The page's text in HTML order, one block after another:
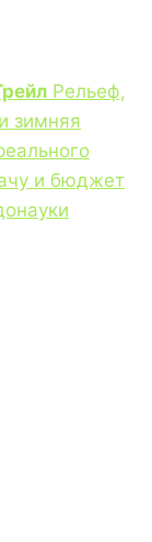
Рельеф,
зимняя
и бюджет